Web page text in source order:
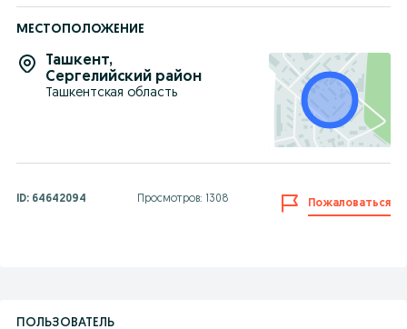
МЕСТОПОЛОЖЕНИЕ
Ташкент,
Сергелийский район
Ташкентская область
ID: 64642094 Просмотров: 1308 Пожаловаться
ПОЛЬЗОВАТЕЛЬ